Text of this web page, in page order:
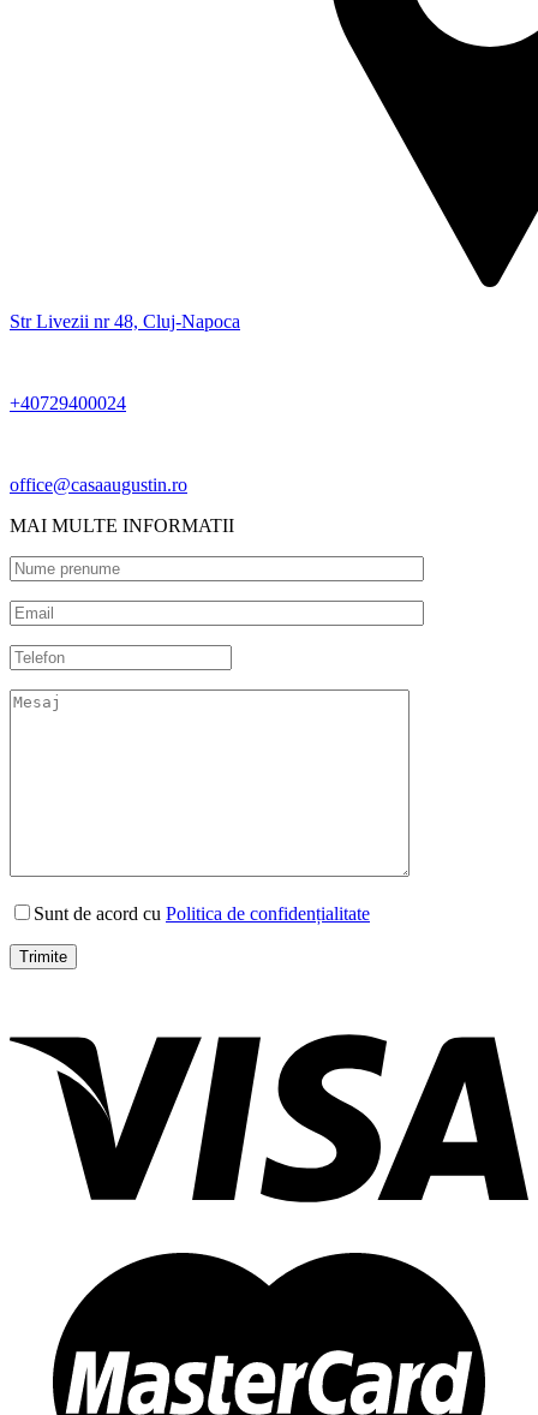
Str Livezii nr 48, Cluj-Napoca
+40729400024
office@casaaugustin.ro
MAI MULTE INFORMATII
Sunt de acord cu Politica de confidențialitate